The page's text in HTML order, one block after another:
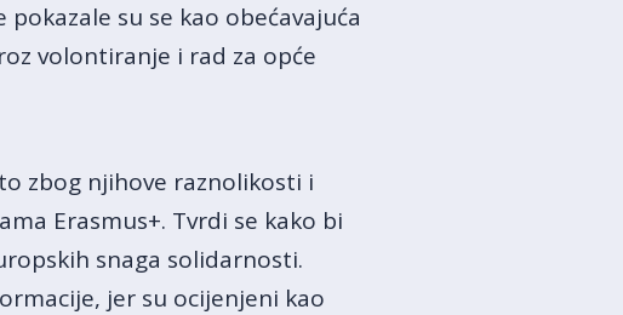
su se kao obećavajuća
volontiranje i rad za opće
zbog njihove raznolikosti i
Erasmus+. Tvrdi se kako bi
snaga solidarnosti.
jer su ocijenjeni kao